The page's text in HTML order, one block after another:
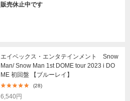
販売休止中です
エイベックス・エンタテインメント Snow
Man/ Snow Man 1st DOME tour 2023 i DO
ME 初回盤 【ブルーレイ】
(28)
6,540円